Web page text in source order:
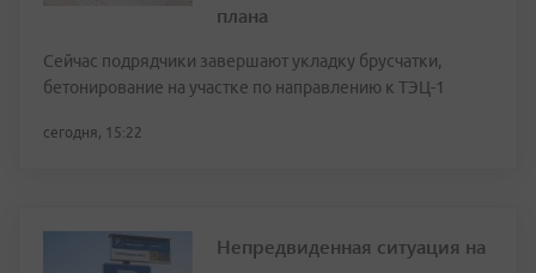
плана
Сейчас подрядчики завершают укладку брусчатки,
бетонирование на участке по направлению к ТЭЦ-1
сегодня, 15:22
Непредвиденная ситуация на